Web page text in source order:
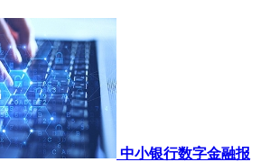
中小银行数字金融报